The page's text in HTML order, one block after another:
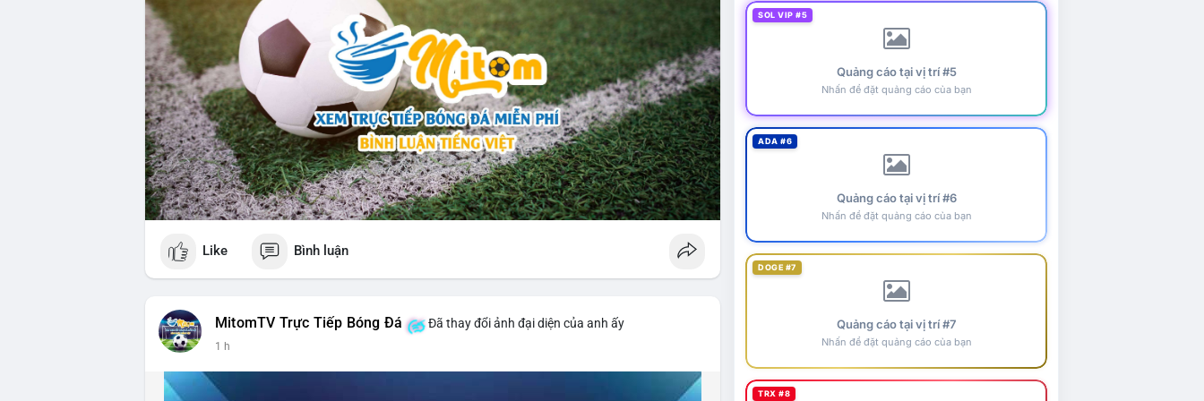
Like Bình luận
MitomTV Trực Tiếp Bóng Đá Đã thay đổi ảnh đại diện của anh ấy
1 h
SOL VIP #5
Quảng cáo tại vị trí #5
Nhấn để đặt quảng cáo của bạn
ADA #6
Quảng cáo tại vị trí #6
Nhấn để đặt quảng cáo của bạn
DOGE #7
Quảng cáo tại vị trí #7
Nhấn để đặt quảng cáo của bạn
TRX #8